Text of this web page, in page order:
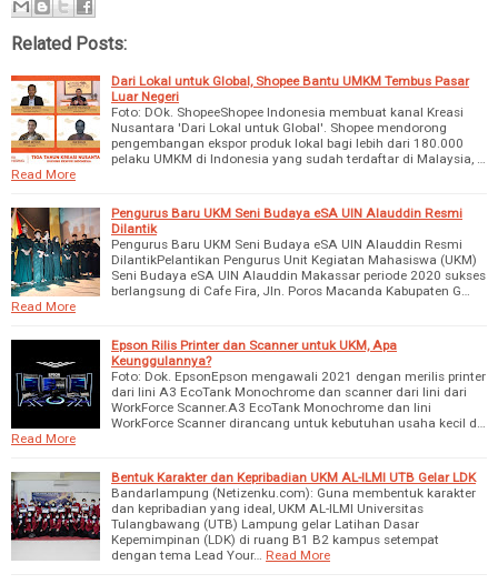
Related Posts:
Dari Lokal untuk Global, Shopee Bantu UMKM Tembus Pasar
Luar Negeri
Foto: DOk. ShopeeShopee Indonesia membuat kanal Kreasi
Nusantara 'Dari Lokal untuk Global'. Shopee mendorong
pengembangan ekspor produk lokal bagi lebih dari 180.000
pelaku UMKM di Indonesia yang sudah terdaftar di Malaysia, …
Read More
Pengurus Baru UKM Seni Budaya eSA UIN Alauddin Resmi
Dilantik
Pengurus Baru UKM Seni Budaya eSA UIN Alauddin Resmi
DilantikPelantikan Pengurus Unit Kegiatan Mahasiswa (UKM)
Seni Budaya eSA UIN Alauddin Makassar periode 2020 sukses
berlangsung di Cafe Fira, Jln. Poros Macanda Kabupaten G…
Read More
Epson Rilis Printer dan Scanner untuk UKM, Apa
Keunggulannya?
Foto: Dok. EpsonEpson mengawali 2021 dengan merilis printer
dari lini A3 EcoTank Monochrome dan scanner dari lini dari
WorkForce Scanner.A3 EcoTank Monochrome dan lini
WorkForce Scanner dirancang untuk kebutuhan usaha kecil d…
Read More
Bentuk Karakter dan Kepribadian UKM AL-ILMI UTB Gelar LDK
Bandarlampung (Netizenku.com): Guna membentuk karakter
dan kepribadian yang ideal, UKM AL-ILMI Universitas
Tulangbawang (UTB) Lampung gelar Latihan Dasar
Kepemimpinan (LDK) di ruang B1 B2 kampus setempat
dengan tema Lead Your…
Read More